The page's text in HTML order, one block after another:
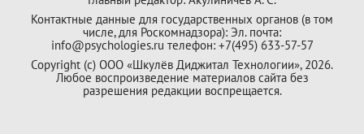
Контактные данные для государственных органов (в том
числе, для Роскомнадзора): Эл. почта:
info@psychologies.ru телефон: +7(495) 633-57-57
Copyright (с) ООО «Шкулёв Диджитал Технологии», 2026.
Любое воспроизведение материалов сайта без
разрешения редакции воспрещается.